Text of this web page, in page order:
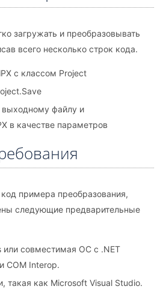
загружать и преобразовывать
всего несколько строк кода.
с классом Project
выходному файлу и
в качестве параметров
примера преобразования,
следующие предварительные
или совместимая ОС с .NET
COM Interop.
такая как Microsoft Visual Studio.